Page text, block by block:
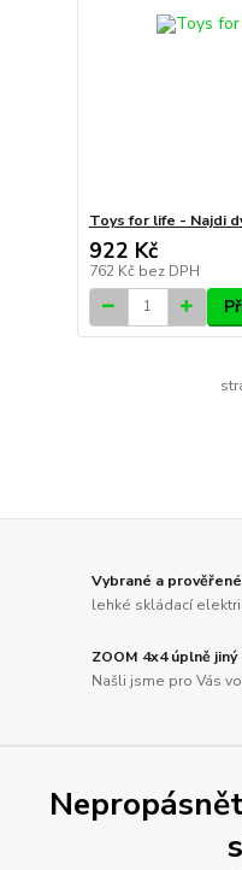
Toys for life - Najdi
922 Kč
762 Kč bez DPH
Vybrané a
lehké skládací
ZOOM 4x4 úplně
Našli jsme pro Vás